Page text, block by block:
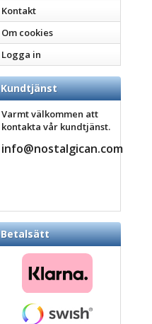
Kontakt
Om cookies
Logga in
Kundtjänst
Varmt välkommen att
kontakta vår kundtjänst.
info@nostalgican.com
Betalsätt